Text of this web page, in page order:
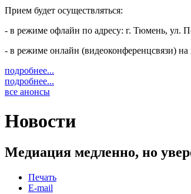
Прием будет осуществляться:
- в режиме офлайн по адресу: г. Тюмень, ул.
- в режиме онлайн (видеоконференцсвязи)
подробнее...
подробнее...
все анонсы
Новости
Медиация медленно, но
Печать
E-mail